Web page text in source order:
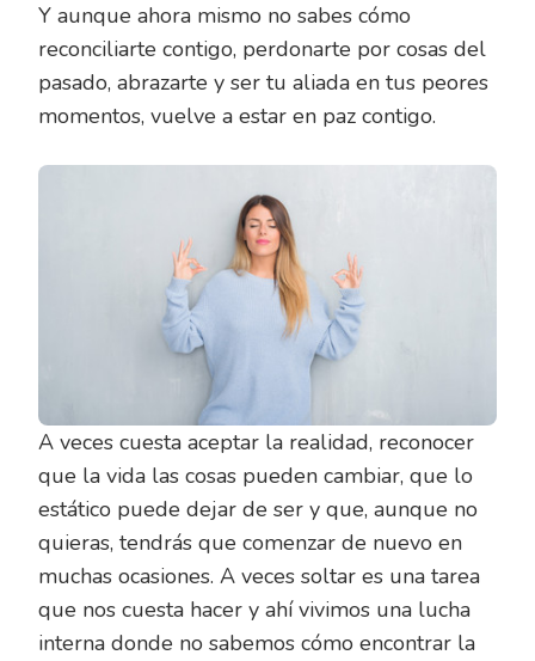
Y aunque ahora mismo no sabes cómo
reconciliarte contigo, perdonarte por cosas del
pasado, abrazarte y ser tu aliada en tus peores
momentos, vuelve a estar en paz contigo.
A veces cuesta aceptar la realidad, reconocer
que la vida las cosas pueden cambiar, que lo
estático puede dejar de ser y que, aunque no
quieras, tendrás que comenzar de nuevo en
muchas ocasiones. A veces soltar es una tarea
que nos cuesta hacer y ahí vivimos una lucha
interna donde no sabemos cómo encontrar la